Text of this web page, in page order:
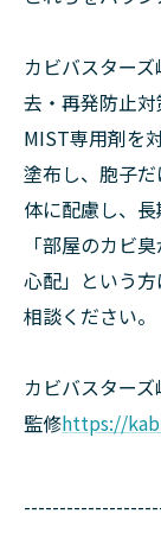
カビバスター
去・再発防止対
MIST専用剤を
塗布し、胞子
体に配慮し、長
「部屋のカビ
心配」という
相談ください。
カビバスターズ
監修https://